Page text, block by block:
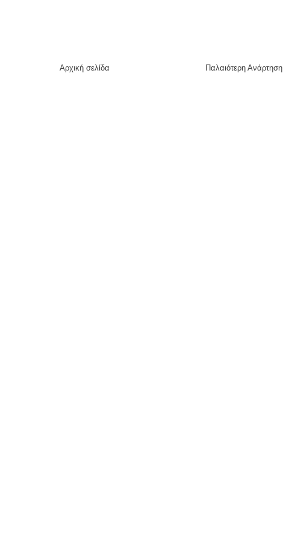
Παλαιότερη Ανάρτηση
Αρχική σελίδα